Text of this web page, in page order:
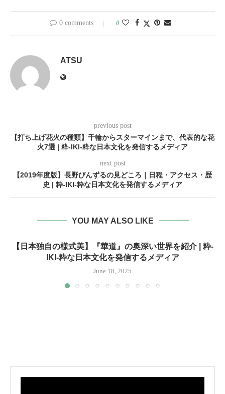
0 comments 0
ATSU
previous post
【打ち上げ花火の種類】千輪からスターマインまで、代表的な花
火7選 | 粋-IKI-粋な日本文化を発信するメディア
next post
【2019年度版】長野びんずるの見どころ｜日程・アクセス・歴
史 | 粋-IKI-粋な日本文化を発信するメディア
YOU MAY ALSO LIKE
【日本独自の様式美】『華道』の奥深い世界を紹介 | 粋-
IKI-粋な日本文化を発信するメディア
June 18, 2025